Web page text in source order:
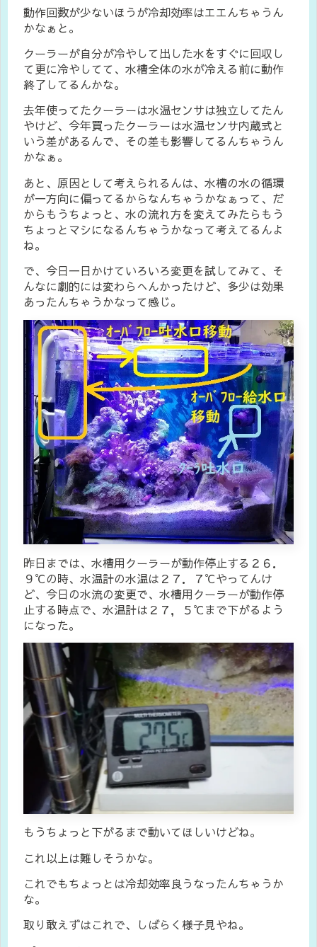
動作回数が少ないほうが冷却効率はエエんちゃうん
かなぁと。
クーラーが自分が冷やして出した水をすぐに回収し
て更に冷やしてて、水槽全体の水が冷える前に動作
終了してるんかな。
去年使ってたクーラーは水温センサは独立してたん
やけど、今年買ったクーラーは水温センサ内蔵式と
いう差があるんで、その差も影響してるんちゃうん
かなぁ。
あと、原因として考えられるんは、水槽の水の循環
が一方向に偏ってるからなんちゃうかなぁって、だ
からもうちょっと、水の流れ方を変えてみたらもう
ちょっとマシになるんちゃうかなって考えてるんよ
ね。
で、今日一日かけていろいろ変更を試してみて、そ
んなに劇的には変わらへんかったけど、多少は効果
あったんちゃうかなって感じ。
昨日までは、水槽用クーラーが動作停止する２６．
９℃の時、水温計の水温は２７．７℃やってんけ
ど、今日の水流の変更で、水槽用クーラーが動作停
止する時点で、水温計は２７，５℃まで下がるよう
になった。
もうちょっと下がるまで動いてほしいけどね。
これ以上は難しそうかな。
これでもちょっとは冷却効率良うなったんちゃうか
な。
取り敢えずはこれで、しばらく様子見やね。